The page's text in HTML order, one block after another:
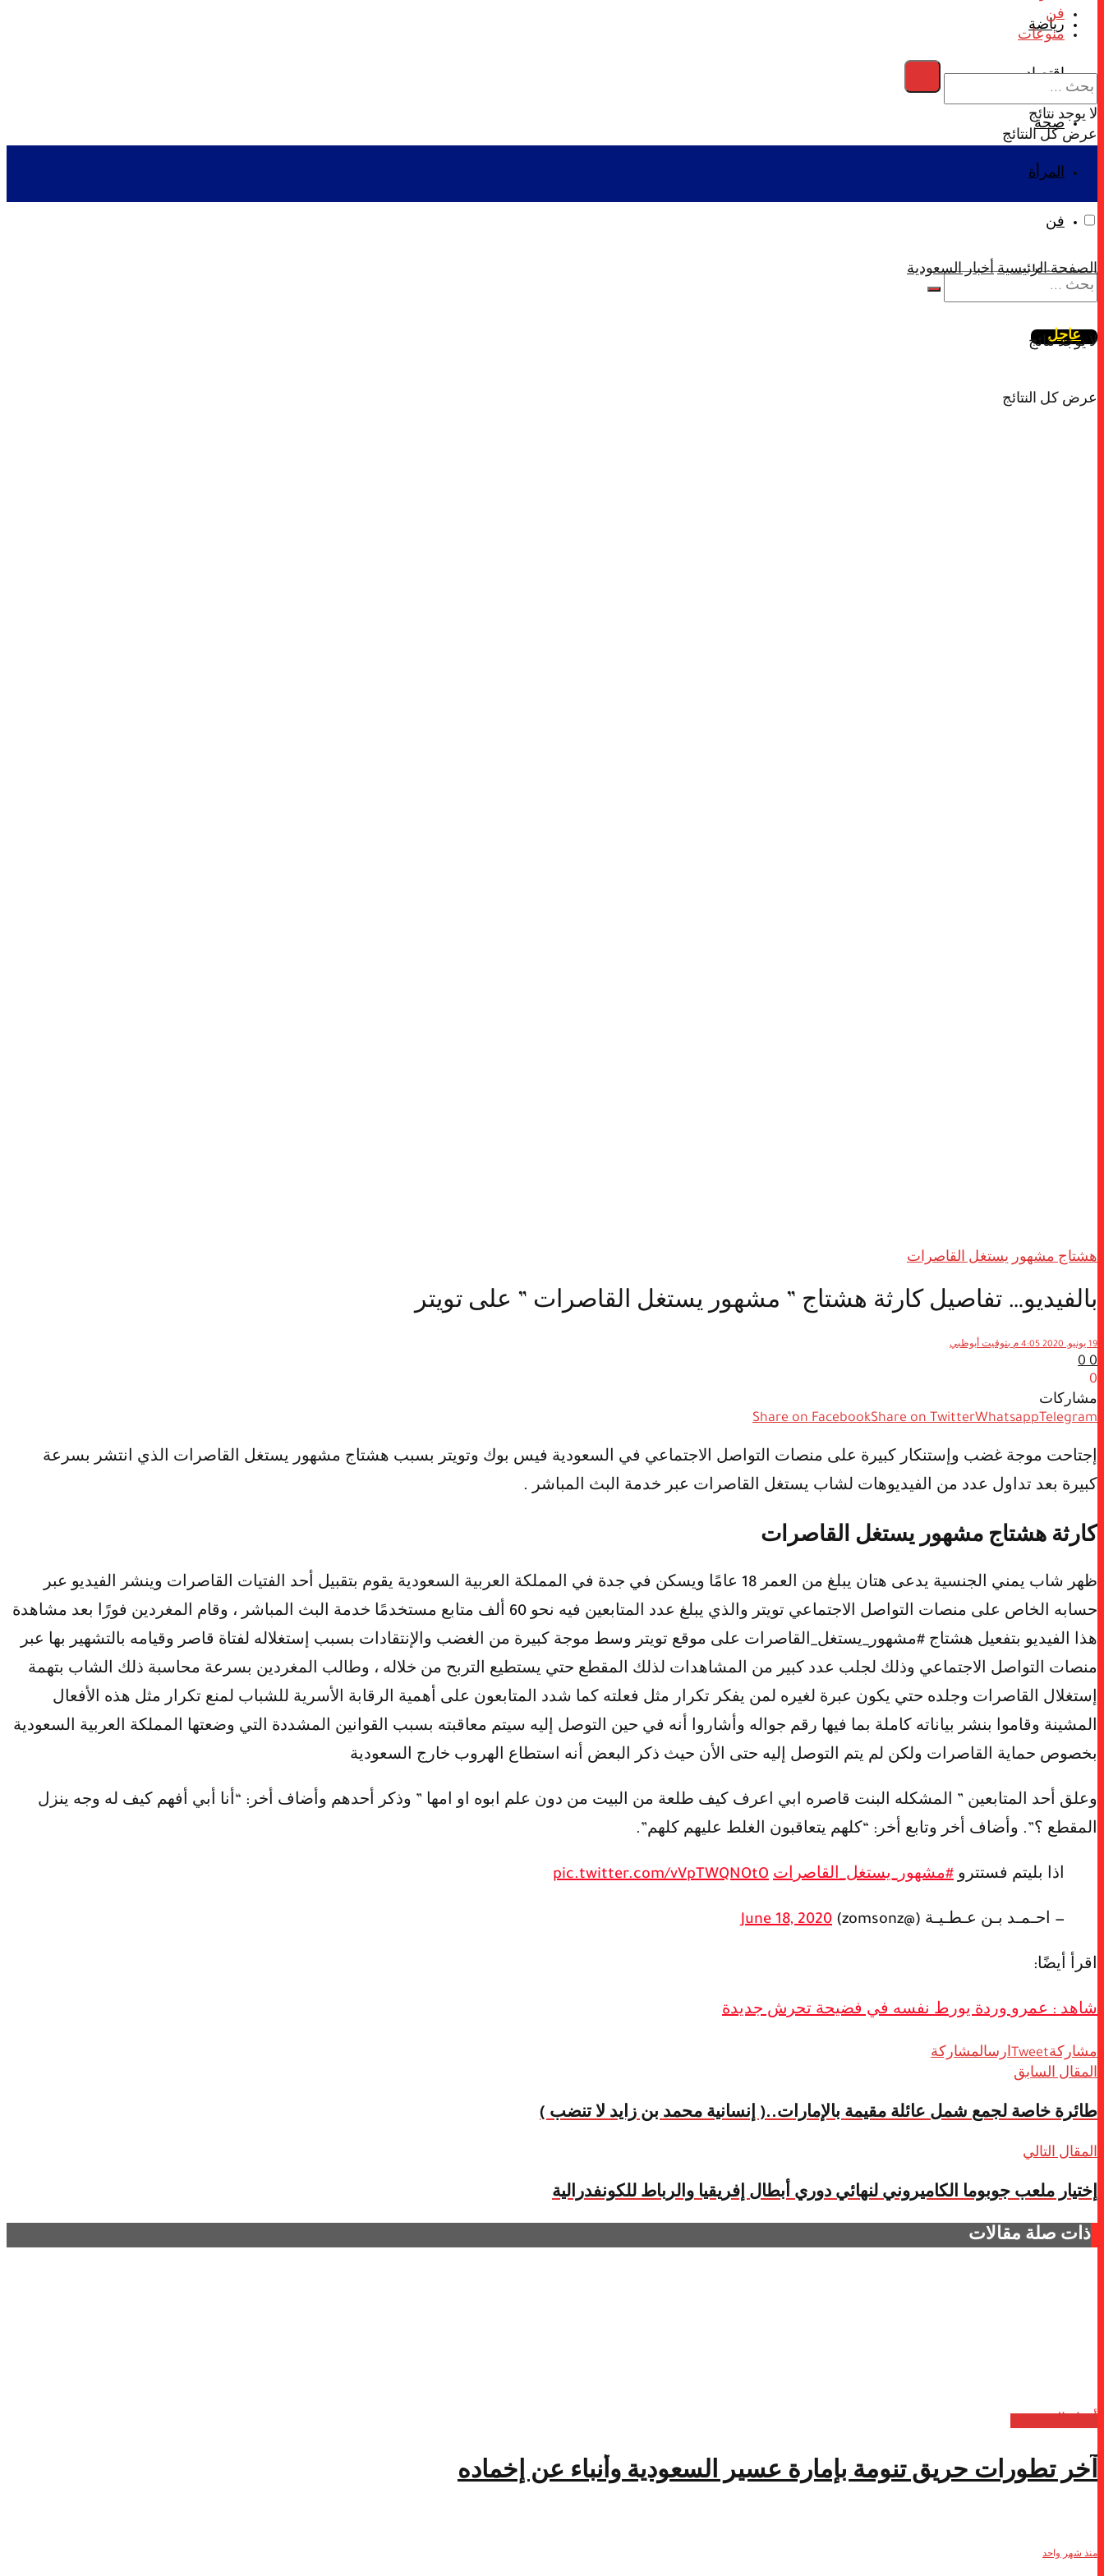
رياضة
اقتصاد
صحة
المرأة
فن
منوعات
عاجل
فن
منوعات
لا يوجد نتائج
عرض كل النتائج
لا يوجد نتائج
عرض كل النتائج
الصفحة الرئيسية أخبار السعودية
هشتاج مشهور يستغل القاصرات
بالفيديو… تفاصيل كارثة هشتاج ” مشهور يستغل القاصرات ” على تويتر
19 يونيو, 2020 4:05 م بتوقيت أبوظبي
0
0
0
مشاركات
Share on FacebookShare on TwitterWhatsappTelegram
إجتاحت موجة غضب وإستنكار كبيرة على منصات التواصل الاجتماعي في السعودية فيس بوك وتويتر بسبب هشتاج مشهور يستغل القاصرات الذي انتشر بسرعة
كبيرة بعد تداول عدد من الفيديوهات لشاب يستغل القاصرات عبر خدمة البث المباشر .
كارثة هشتاج مشهور يستغل القاصرات
ظهر شاب يمني الجنسية يدعى هتان يبلغ من العمر 18 عامًا ويسكن في جدة في المملكة العربية السعودية يقوم بتقبيل أحد الفتيات القاصرات وينشر الفيديو عبر
حسابه الخاص على منصات التواصل الاجتماعي تويتر والذي يبلغ عدد المتابعين فيه نحو 60 ألف متابع مستخدمًا خدمة البث المباشر ، وقام المغردين فورًا بعد مشاهدة
هذا الفيديو بتفعيل هشتاج #مشهور_يستغل_القاصرات على موقع تويتر وسط موجة كبيرة من الغضب والإنتقادات بسبب إستغلاله لفتاة قاصر وقيامه بالتشهير بها عبر
منصات التواصل الاجتماعي وذلك لجلب عدد كبير من المشاهدات لذلك المقطع حتي يستطيع التربح من خلاله ، وطالب المغردين بسرعة محاسبة ذلك الشاب بتهمة
إستغلال القاصرات وجلده حتي يكون عبرة لغيره لمن يفكر تكرار مثل فعلته كما شدد المتابعون على أهمية الرقابة الأسرية للشباب لمنع تكرار مثل هذه الأفعال
المشينة وقاموا بنشر بياناته كاملة بما فيها رقم جواله وأشاروا أنه في حين التوصل إليه سيتم معاقبته بسبب القوانين المشددة التي وضعتها المملكة العربية السعودية
بخصوص حماية القاصرات ولكن لم يتم التوصل إليه حتى الأن حيث ذكر البعض أنه استطاع الهروب خارج السعودية
وعلق أحد المتابعين ” المشكله البنت قاصره ابي اعرف كيف طلعة من البيت من دون علم ابوه او امها ” وذكر أحدهم وأضاف أخر: “أنا أبي أفهم كيف له وجه ينزل
المقطع ؟”. وأضاف أخر وتابع أخر: “كلهم يتعاقبون الغلط عليهم كلهم”.
اذا بليتم فستترو #مشهور_يستغل_القاصرات pic.twitter.com/vVpTWQNOtO
— احـمـد بـن عـطـيـة (@zomsonz) June 18, 2020
اقرأ أيضًا:
شاهد :‏ عمرو وردة يورط نفسه في فضيحة تحرش جديدة
مشاركةTweetارسالمشاركة
المقال السابق
طائرة خاصة لجمع شمل عائلة مقيمة بالإمارات..( إنسانية محمد بن زايد لا تنضب )
المقال التالي
إختيار ملعب جوبوما الكاميروني لنهائي دوري أبطال إفريقيا والرباط للكونفدرالية
ذات صلة مقالات
آخر تطورات حريق تنومة بإمارة عسير السعودية وأنباء عن إخماده
منذ شهر واحد